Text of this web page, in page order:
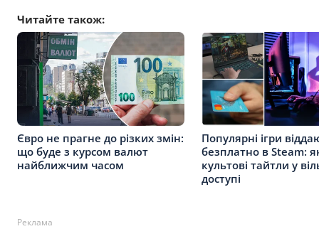
Читайте також:
Євро не прагне до різких змін:
що буде з курсом валют
найближчим часом
Популярні ігри
безплатно в Steam:
культові тайтли у
доступі
Реклама